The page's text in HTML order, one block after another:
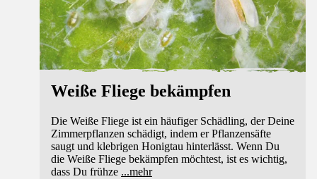
Weiße Fliege bekämpfen
Die Weiße Fliege ist ein häufiger Schädling, der Deine
Zimmerpflanzen schädigt, indem er Pflanzensäfte
saugt und klebrigen Honigtau hinterlässt. Wenn Du
die Weiße Fliege bekämpfen möchtest, ist es wichtig,
dass Du frühze ...mehr